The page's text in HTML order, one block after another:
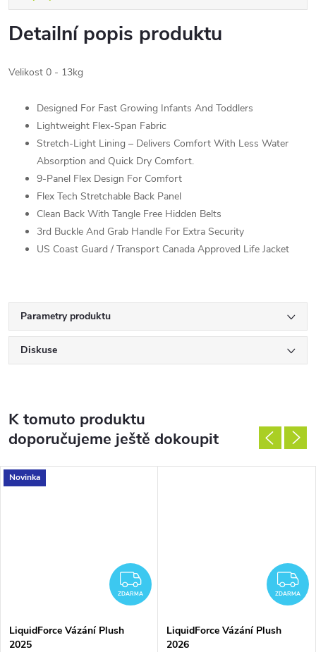
Detailní popis produktu
Velikost 0 - 13kg
Designed For Fast Growing Infants And Toddlers
Lightweight Flex-Span Fabric
Stretch-Light Lining – Delivers Comfort With Less Water
Absorption and Quick Dry Comfort.
9-Panel Flex Design For Comfort
Flex Tech Stretchable Back Panel
Clean Back With Tangle Free Hidden Belts
3rd Buckle And Grab Handle For Extra Security
US Coast Guard / Transport Canada Approved Life Jacket
Parametry produktu
Diskuse
K tomuto produktu
doporučujeme ještě dokoupit
Novinka
ZDARMA
ZDARMA
LiquidForce Vázání Plush
2025
ZDARMA
LiquidForce Vázání Plush
2026